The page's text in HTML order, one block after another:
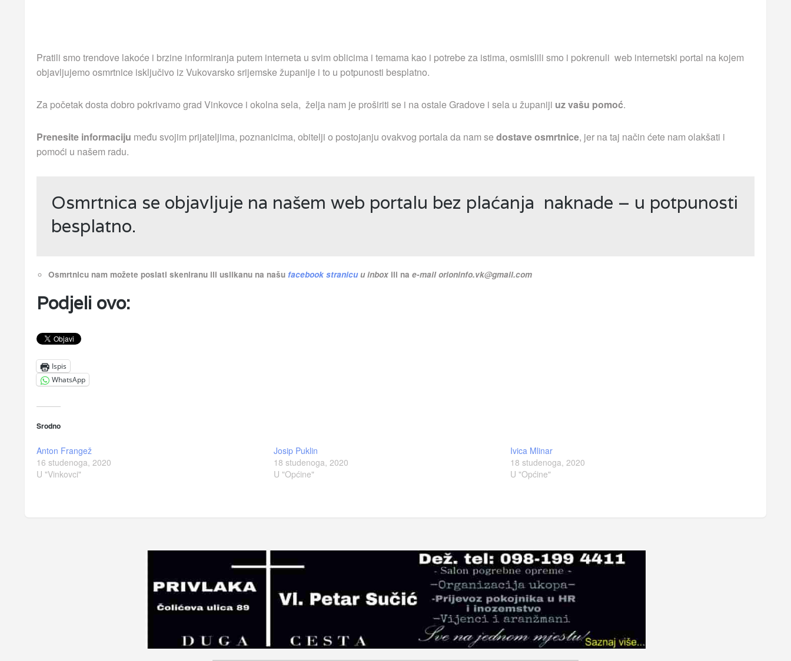
Pratili smo trendove lakoće i brzine informiranja putem interneta u svim oblicima i temama kao i potrebe za istima, osmislili smo i pokrenuli web internetski portal na kojem
objavljujemo osmrtnice isključivo iz Vukovarsko srijemske županije i to u potpunosti besplatno.
Za početak dosta dobro pokrivamo grad Vinkovce i okolna sela, želja nam je proširiti se i na ostale Gradove i sela u županiji uz vašu pomoć.
Prenesite informaciju među svojim prijateljima, poznanicima, obitelji o postojanju ovakvog portala da nam sedostave osmrtnice, jer na taj način ćete nam olakšati i
pomoći u našem radu.
Osmrtnica se objavljuje na našem web portalu bez plaćanja naknade – u potpunosti
besplatno.
Osmrtnicu nam možete poslati skeniranu ili uslikanu na našufacebook stranicuu inbox ili nae-mailorioninfo.vk@gmail.com
Podjeli ovo:
Ispis
WhatsApp
Srodno
Anton Frangež
16 studenoga, 2020
U "Vinkovci"
Josip Puklin
18 studenoga, 2020
U "Općine"
Ivica Mlinar
18 studenoga, 2020
U "Općine"